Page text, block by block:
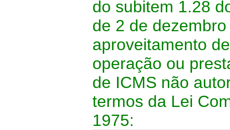
do subitem 1.28
de 2 de
aproveitamento
operação ou
de ICMS não
termos da Lei
1975: